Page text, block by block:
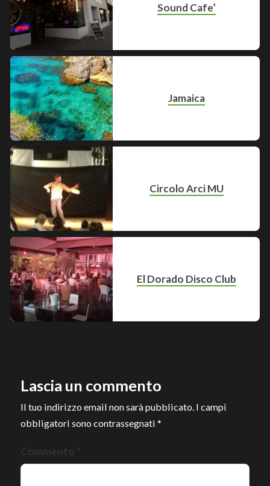
Sound Cafe’
Jamaica
Circolo Arci MU
El Dorado Disco Club
Lascia un commento
Il tuo indirizzo email non sarà pubblicato. I campi
obbligatori sono contrassegnati *
Commento